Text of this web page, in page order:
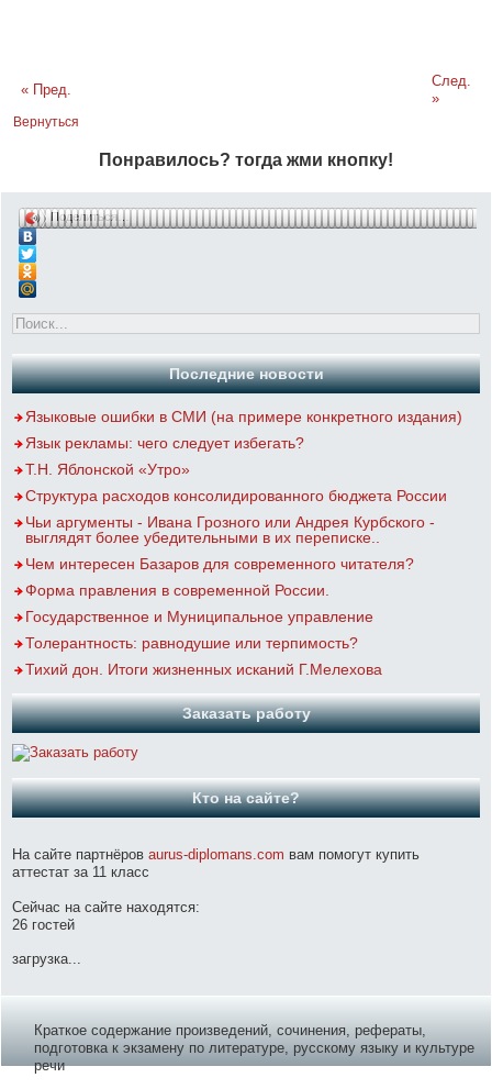
« Пред.
След.
»
Вернуться
Понравилось? тогда жми кнопку!
Поделиться…
Последние новости
Языковые ошибки в СМИ (на примере конкретного издания)
Язык рекламы: чего следует избегать?
Т.Н. Яблонской «Утро»
Структура расходов консолидированного бюджета России
Чьи аргументы - Ивана Грозного или Андрея Курбского -
выглядят более убедительными в их переписке..
Чем интересен Базаров для современного читателя?
Форма правления в современной России.
Государственное и Муниципальное управление
Толерантность: равнодушие или терпимость?
Тихий дон. Итоги жизненных исканий Г.Мелехова
Заказать работу
Кто на сайте?
На сайте партнёров aurus-diplomans.com вам помогут купить
аттестат за 11 класс
Сейчас на сайте находятся:
26 гостей
загрузка...
Краткое содержание произведений, сочинения, рефераты,
подготовка к экзамену по литературе, русскому языку и культуре
речи